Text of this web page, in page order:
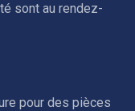
sont au rendez-
pour des pièces